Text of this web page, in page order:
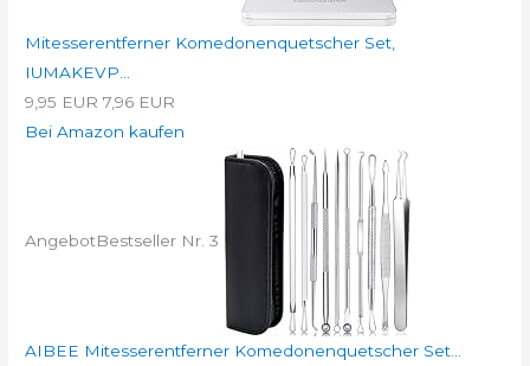
Mitesserentferner Komedonenquetscher Set,
IUMAKEVP...
9,95 EUR 7,96 EUR
Bei Amazon kaufen
AngebotBestseller Nr. 3
AIBEE Mitesserentferner Komedonenquetscher Set...